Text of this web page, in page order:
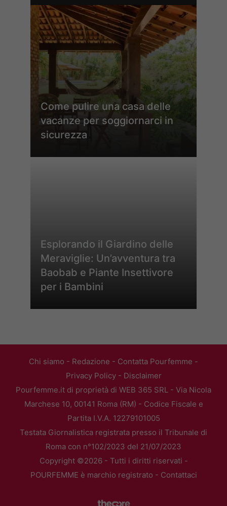
Come pulire una casa delle
vacanze per soggiornarci in
sicurezza
Esplorando il Giardino delle
Meraviglie: Un’avventura tra
Baobab e Piante Insettivore
per i Bambini
Chi siamo - Redazione - Contatta Pourfemme -
Privacy Policy- Disclaimer
Pourfemme.it di proprietà di WEB 365 SRL - Via Nicola
Marchese 10, 00141 Roma (RM) - Codice Fiscale e
Partita I.V.A. 12279101005
Testata Giornalistica registrata presso il Tribunale di
Roma con n°102/2023 del 21/07/2023
Copyright ©2026 - Tutti i diritti riservati -
POURFEMME è marchio registrato - Contattaci